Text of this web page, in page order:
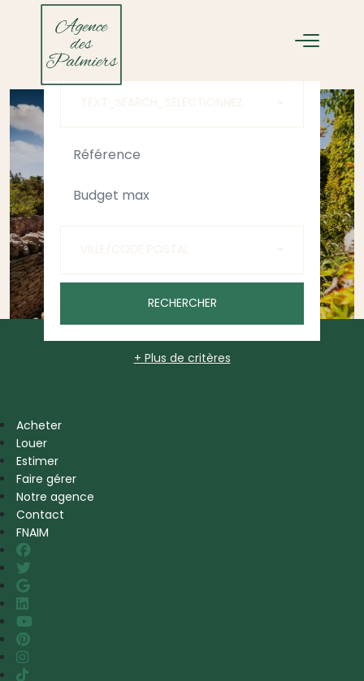
ACHETER
RECHERCHER
+ Plus de critères
Acheter
Louer
Estimer
Faire gérer
Notre agence
Contact
FNAIM